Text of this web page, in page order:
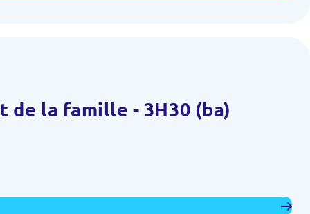
de la famille - 3H30 (ba)